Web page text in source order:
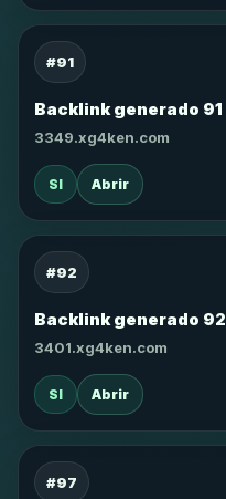
#91
Backlink generado 91
3349.xg4ken.com
SI Abrir
#92
Backlink generado 92
3401.xg4ken.com
SI Abrir
#97